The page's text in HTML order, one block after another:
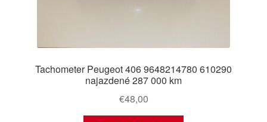
Tachometer Peugeot 406 9648214780 610290
najazdené 287 000 km
€48,00